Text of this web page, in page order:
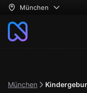
München
München